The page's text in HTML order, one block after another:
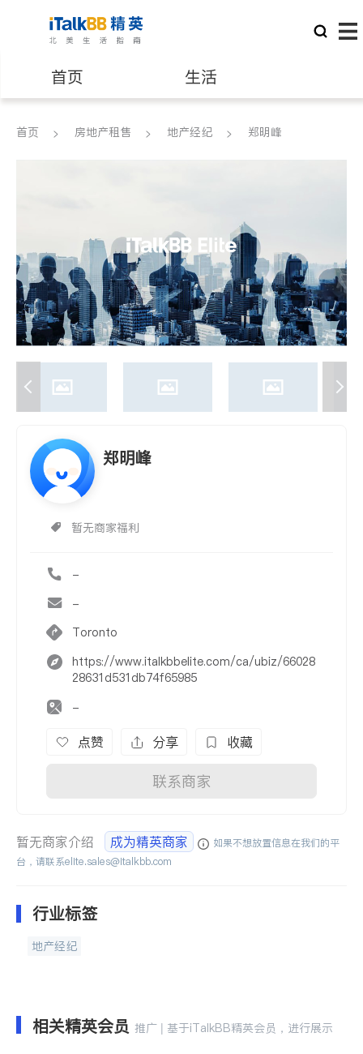
首页 生活
医生 律师
会计师
建筑装修
首页 房地产租售 地产经纪 郑明峰
郑明峰
暂无商家福利
-
-
Toronto
https://www.italkbbelite.com/ca/ubiz/66028
28631d531db74f65985
-
点赞 分享 收藏
联系商家
暂无商家介绍 成为精英商家
如果不想放置信息在我们的平
台，请联系elite.sales@italkbb.com
行业标签
地产经纪
相关精英会员 推广 | 基于iTalkBB精英会员，进行展示